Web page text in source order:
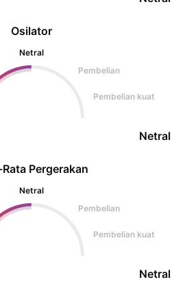
Osilator
Netral
Pembelian
Pembelian kuat
Netral
Rata Pergerakan
Netral
Pembelian
Pembelian kuat
Netral